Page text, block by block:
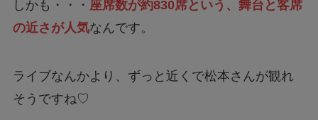
しかも・・・ 座席数が約830席という、舞台と客席
の近さが人気なんです。
ライブなんかより、ずっと近くで松本さんが観れ
そうですね♡